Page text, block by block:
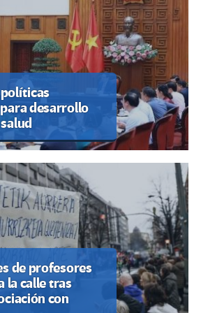
desarrollo
de profesores
la calle tras
con